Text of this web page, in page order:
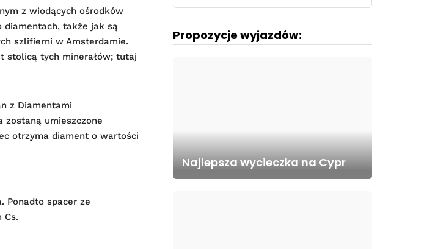
z wiodących ośrodków
diamentach, także jak są
szlifierni w Amsterdamie.
stolicą tych minerałów; tutaj
z Diamentami
zostaną umieszczone
otrzyma diament o wartości
Ponadto spacer ze
Cs.
Propozycje wyjazdów:
Najlepsza wycieczka na Cypr